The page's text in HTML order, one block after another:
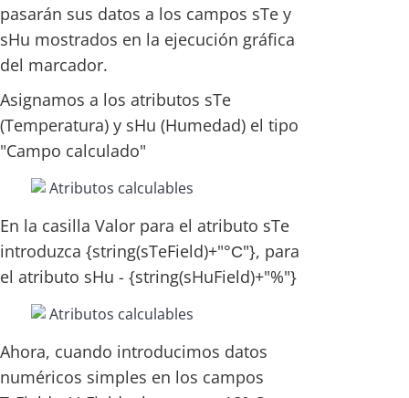
pasarán sus datos a los campos sTe y
sHu mostrados en la ejecución gráfica
del marcador.
Asignamos a los atributos sTe
(Temperatura) y sHu (Humedad) el tipo
"Campo calculado"
En la casilla Valor para el atributo sTe
introduzca {string(sTeField)+"°С"}, para
el atributo sHu - {string(sHuField)+"%"}
Ahora, cuando introducimos datos
numéricos simples en los campos